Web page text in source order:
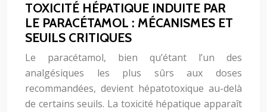
TOXICITÉ HÉPATIQUE INDUITE PAR
LE PARACÉTAMOL : MÉCANISMES ET
SEUILS CRITIQUES
Le paracétamol, bien qu’étant l’un des
analgésiques les plus sûrs aux doses
recommandées, devient hépatotoxique au-delà
de certains seuils. La toxicité hépatique apparaît